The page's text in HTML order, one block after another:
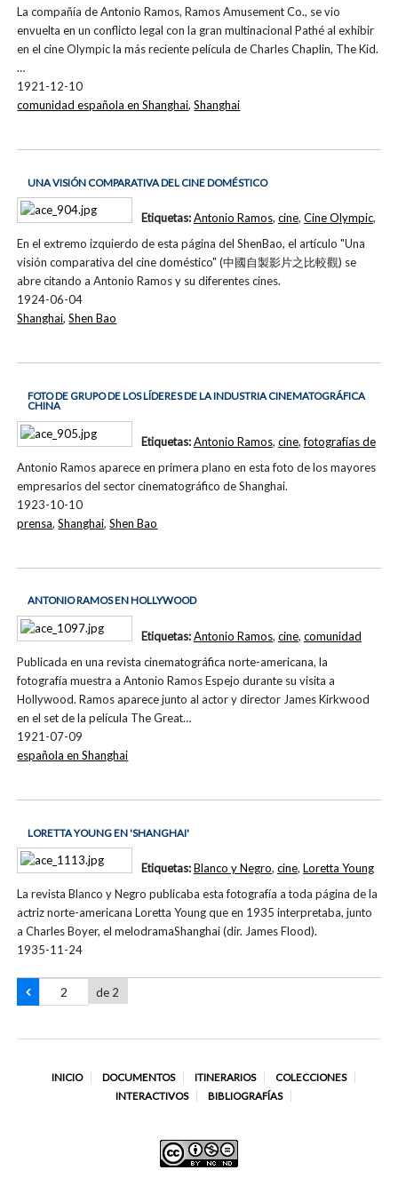
La compañía de Antonio Ramos, Ramos Amusement Co., se vio
envuelta en un conflicto legal con la gran multinacional Pathé al exhibir
en el cine Olympic la más reciente película de Charles Chaplin, The Kid.
…
1921-12-10
comunidad española en Shanghai,Shanghai
UNA VISIÓN COMPARATIVA DEL CINE DOMÉSTICO
En el extremo izquierdo de esta página del ShenBao, el artículo "Una
visión comparativa del cine doméstico" (中國自製影片之比較觀) se
abre citando a Antonio Ramos y su diferentes cines.
1924-06-04
Etiquetas:Antonio Ramos, cine, Cine Olympic,
Shanghai,Shen Bao
FOTO DE GRUPO DE LOS LÍDERES DE LA INDUSTRIA CINEMATOGRÁFICA
CHINA
Antonio Ramos aparece en primera plano en esta foto de los mayores
empresarios del sector cinematográfico de Shanghai.
1923-10-10
Etiquetas:Antonio Ramos, cine,fotografías de
prensa,Shanghai,Shen Bao
ANTONIO RAMOS EN HOLLYWOOD
Publicada en una revista cinematográfica norte-americana, la
fotografía muestra a Antonio Ramos Espejo durante su visita a
Hollywood. Ramos aparece junto al actor y director James Kirkwood
en el set de la película The Great…
1921-07-09
Etiquetas:Antonio Ramos, cine, comunidad
española en Shanghai
LORETTA YOUNG EN 'SHANGHAI'
La revista Blanco y Negro publicaba esta fotografía a toda página de la
actriz norte-americana Loretta Young que en 1935 interpretaba, junto
a Charles Boyer, el melodramaShanghai (dir. James Flood).
1935-11-24
Etiquetas:Blanco y Negro, cine, Loretta Young
de 2
INICIO DOCUMENTOS ITINERARIOS
COLECCIONES
INTERACTIVOS
BIBLIOGRAFÍAS